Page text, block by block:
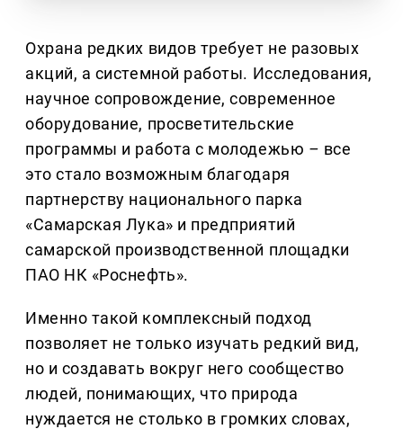
Охрана редких видов требует не разовых
акций, а системной работы. Исследования,
научное сопровождение, современное
оборудование, просветительские
программы и работа с молодежью – все
это стало возможным благодаря
партнерству национального парка
«Самарская Лука» и предприятий
самарской производственной площадки
ПАО НК «Роснефть».
Именно такой комплексный подход
позволяет не только изучать редкий вид,
но и создавать вокруг него сообщество
людей, понимающих, что природа
нуждается не столько в громких словах,